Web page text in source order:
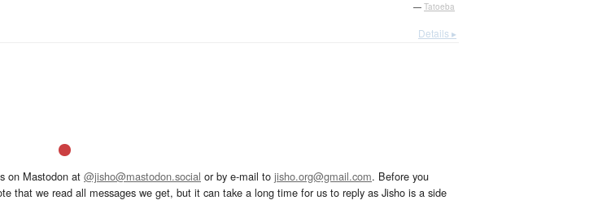
— Tatoeba
Details ▸
on Mastodon at @jisho@mastodon.social or by e-mail to jisho.org@gmail.com. Before you
that we read all messages we get, but it can take a long time for us to reply as Jisho is a side